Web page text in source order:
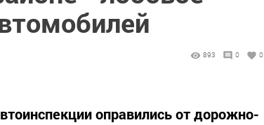
893 0 0
оправились от дорожно-